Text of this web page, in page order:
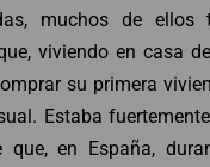
muchos de ellos
viviendo en casa
su primera
Estaba
en España,